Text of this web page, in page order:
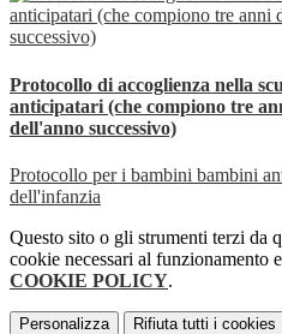
Protocollo di accoglienza nella
anticipatari (che compiono tre
dell'anno successivo)
Protocollo per i bambini bambini
dell'infanzia
Questo sito o gli strumenti terzi da
cookie necessari al funzionamento
COOKIE POLICY.
Personalizza Rifiuta tutti i cookies